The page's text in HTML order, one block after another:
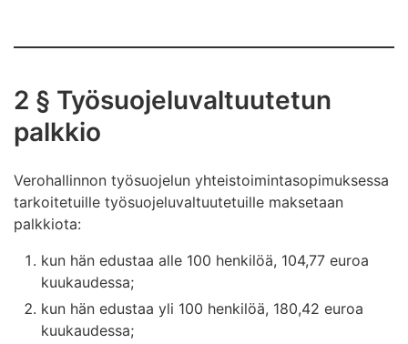
2 § Työsuojeluvaltuutetun
palkkio
Verohallinnon työsuojelun yhteistoimintasopimuksessa
tarkoitetuille työsuojeluvaltuutetuille maksetaan
palkkiota:
kun hän edustaa alle 100 henkilöä, 104,77 euroa
kuukaudessa;
kun hän edustaa yli 100 henkilöä, 180,42 euroa
kuukaudessa;